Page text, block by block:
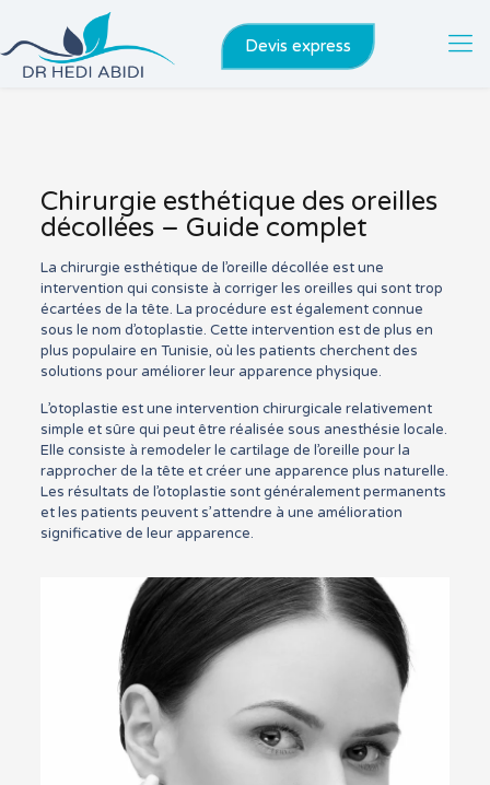
Devis express
Chirurgie esthétique des oreilles
décollées – Guide complet
La chirurgie esthétique de l’oreille décollée est une
intervention qui consiste à corriger les oreilles qui sont trop
écartées de la tête. La procédure est également connue
sous le nom d’otoplastie. Cette intervention est de plus en
plus populaire en Tunisie, où les patients cherchent des
solutions pour améliorer leur apparence physique.
L’otoplastie est une intervention chirurgicale relativement
simple et sûre qui peut être réalisée sous anesthésie locale.
Elle consiste à remodeler le cartilage de l’oreille pour la
rapprocher de la tête et créer une apparence plus naturelle.
Les résultats de l’otoplastie sont généralement permanents
et les patients peuvent s’attendre à une amélioration
significative de leur apparence.